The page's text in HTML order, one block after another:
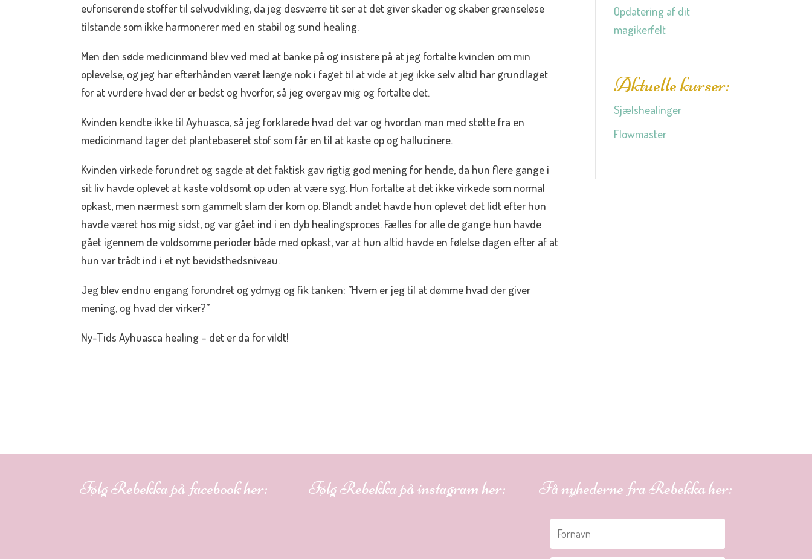
euforiserende stoffer til selvudvikling, da jeg desværre tit ser at det giver skader og skaber grænseløse
tilstande som ikke harmonerer med en stabil og sund healing.
Men den søde medicinmand blev ved med at banke på og insistere på at jeg fortalte kvinden om min
oplevelse, og jeg har efterhånden været længe nok i faget til at vide at jeg ikke selv altid har grundlaget
for at vurdere hvad der er bedst og hvorfor, så jeg overgav mig og fortalte det.
Kvinden kendte ikke til Ayhuasca, så jeg forklarede hvad det var og hvordan man med støtte fra en
medicinmand tager det plantebaseret stof som får en til at kaste op og hallucinere.
Kvinden virkede forundret og sagde at det faktisk gav rigtig god mening for hende, da hun flere gange i
sit liv havde oplevet at kaste voldsomt op uden at være syg. Hun fortalte at det ikke virkede som normal
opkast, men nærmest som gammelt slam der kom op. Blandt andet havde hun oplevet det lidt efter hun
havde været hos mig sidst, og var gået ind i en dyb healingsproces. Fælles for alle de gange hun havde
gået igennem de voldsomme perioder både med opkast, var at hun altid havde en følelse dagen efter af at
hun var trådt ind i et nyt bevidsthedsniveau.
Jeg blev endnu engang forundret og ydmyg og fik tanken: ”Hvem er jeg til at dømme hvad der giver
mening, og hvad der virker?”
Ny-Tids Ayhuasca healing – det er da for vildt!
Opdatering af dit
magikerfelt
Aktuelle kurser:
Sjælshealinger
Flowmaster
Følg Rebekka på facebook her: Følg Rebekka på instagram her: Få nyhederne fra Rebekka her: